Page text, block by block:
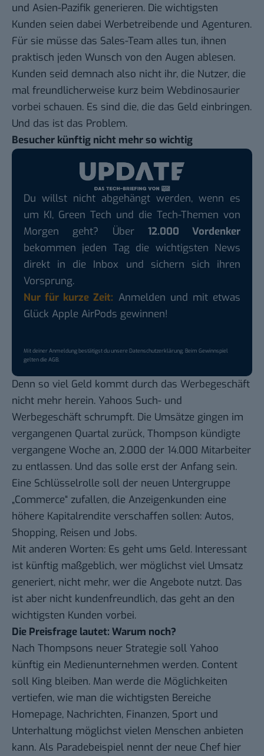
und Asien-Pazifik generieren. Die wichtigsten
Kunden seien dabei Werbetreibende und Agenturen.
Für sie müsse das Sales-Team alles tun, ihnen
praktisch jeden Wunsch von den Augen ablesen.
Kunden seid demnach also nicht ihr, die Nutzer, die
mal freundlicherweise kurz beim Webdinosaurier
vorbei schauen. Es sind die, die das Geld einbringen.
Und das ist das Problem.
Besucher künftig nicht mehr so wichtig
Du willst nicht abgehängt werden, wenn es
um KI, Green Tech und die Tech-Themen von
Morgen geht? Über 12.000 Vordenker
bekommen jeden Tag die wichtigsten News
direkt in die Inbox und sichern sich ihren
Vorsprung.
Nur für kurze Zeit: Anmelden und mit etwas
Glück Apple AirPods gewinnen!
Mit deiner Anmeldung bestätigst du unsere Datenschutzerklärung. Beim Gewinnspiel
gelten dieAGB.
Denn so viel Geld kommt durch das Werbegeschäft
nicht mehr herein. Yahoos Such- und
Werbegeschäft schrumpft. Die Umsätze gingen im
vergangenen Quartal zurück, Thompson kündigte
vergangene Woche an, 2.000 der 14.000 Mitarbeiter
zu entlassen. Und das solle erst der Anfang sein.
Eine Schlüsselrolle soll der neuen Untergruppe
„Commerce“ zufallen, die Anzeigenkunden eine
höhere Kapitalrendite verschaffen sollen: Autos,
Shopping, Reisen und Jobs.
Mit anderen Worten: Es geht ums Geld. Interessant
ist künftig maßgeblich, wer möglichst viel Umsatz
generiert, nicht mehr, wer die Angebote nutzt. Das
ist aber nicht kundenfreundlich, das geht an den
wichtigsten Kunden vorbei.
Die Preisfrage lautet: Warum noch?
Nach Thompsons neuer Strategie soll Yahoo
künftig ein Medienunternehmen werden. Content
soll King bleiben. Man werde die Möglichkeiten
vertiefen, wie man die wichtigsten Bereiche
Homepage, Nachrichten, Finanzen, Sport und
Unterhaltung möglichst vielen Menschen anbieten
kann. Als Paradebeispiel nennt der neue Chef hier